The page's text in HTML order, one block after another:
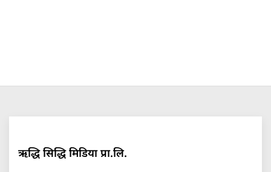
ऋद्धि सिद्धि मिडिया प्रा.लि.